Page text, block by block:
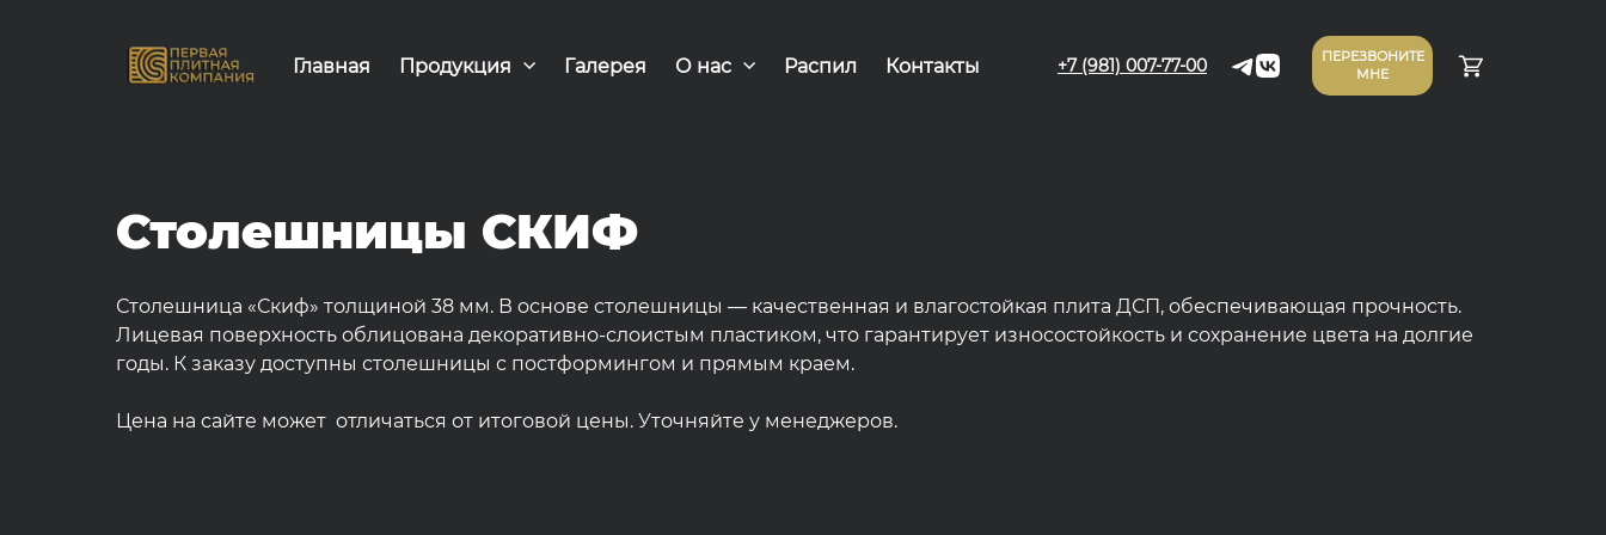
Главная Продукция Галерея О нас Распил Контакты +7 (981) 007-77-00
ПЕРЕЗВОНИТЕ
МНЕ
Столешницы СКИФ
Столешница «Скиф» толщиной 38 мм. В основе столешницы — качественная и влагостойкая плита ДСП, обеспечивающая прочность.
Лицевая поверхность облицована декоративно-слоистым пластиком, что гарантирует износостойкость и сохранение цвета на долгие
годы. К заказу доступны столешницы с постформингом и прямым краем.
Цена на сайте может отличаться от итоговой цены. Уточняйте у менеджеров.